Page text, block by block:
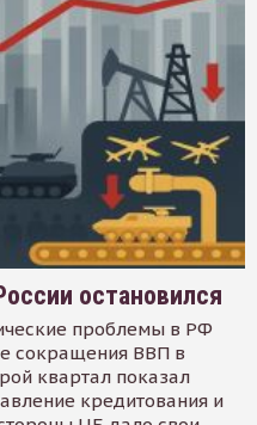
остановился
проблемы в РФ
сокращения ВВП в
квартал показал
кредитования и